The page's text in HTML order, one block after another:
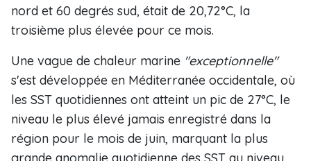
nord et 60 degrés sud, était de 20,72°C, la
troisième plus élevée pour ce mois.
Une vague de chaleur marine "exceptionnelle"
s'est développée en Méditerranée occidentale, où
les SST quotidiennes ont atteint un pic de 27°C, le
niveau le plus élevé jamais enregistré dans la
région pour le mois de juin, marquant la plus